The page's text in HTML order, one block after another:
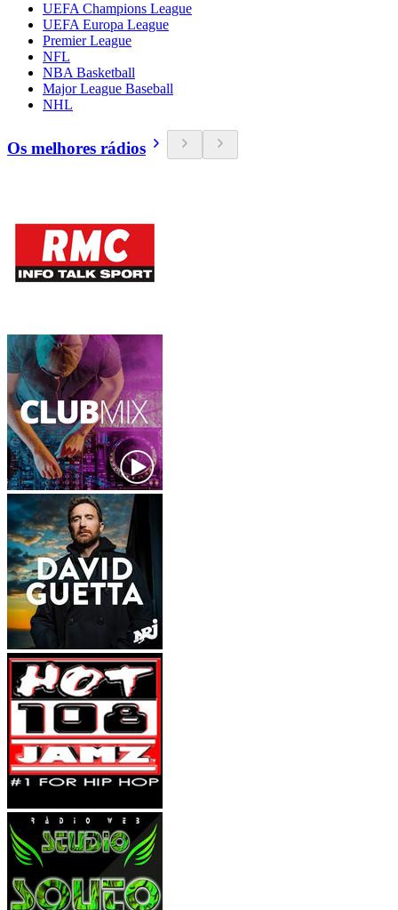
UEFA Champions League
UEFA Europa League
Premier League
NFL
NBA Basketball
Major League Baseball
NHL
Os melhores rádios